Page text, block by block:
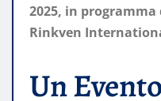
2025, in programma
Rinkven
Un